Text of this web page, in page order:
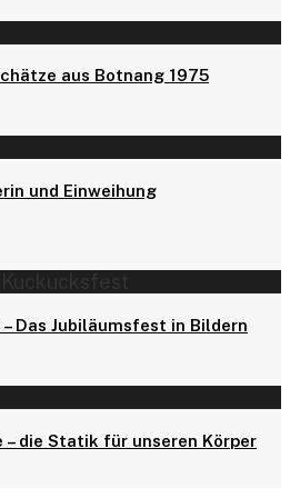
aus Botnang 1975
und Einweihung
Das Jubiläumsfest in Bildern
– die Statik für unseren Körper